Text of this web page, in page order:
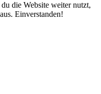
die Website weiter nutzt,
Einverstanden!